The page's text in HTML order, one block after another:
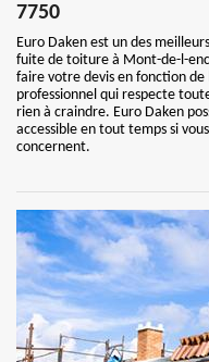
7750
Euro Daken est un des
fuite de toiture à Mont-de-l-
faire votre devis en fonction
professionnel qui respecte
rien à craindre. Euro Daken
accessible en tout temps si
concernent.